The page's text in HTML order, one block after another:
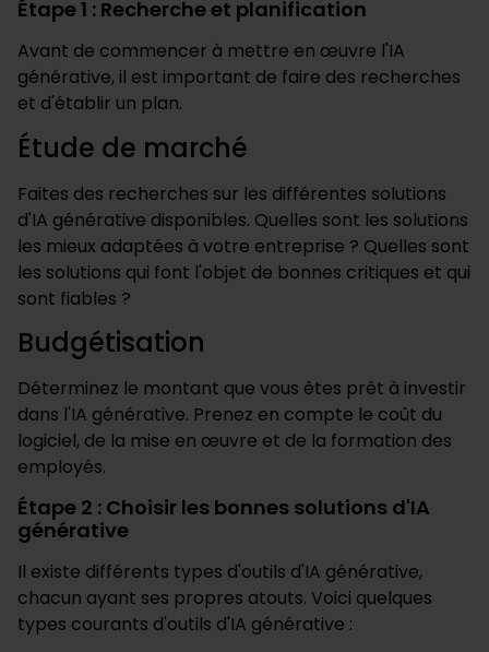
Étape 1 : Recherche et planification
Avant de commencer à mettre en œuvre l'IA
générative, il est important de faire des recherches
et d'établir un plan.
Étude de marché
Faites des recherches sur les différentes solutions
d'IA générative disponibles. Quelles sont les solutions
les mieux adaptées à votre entreprise ? Quelles sont
les solutions qui font l'objet de bonnes critiques et qui
sont fiables ?
Budgétisation
Déterminez le montant que vous êtes prêt à investir
dans l'IA générative. Prenez en compte le coût du
logiciel, de la mise en œuvre et de la formation des
employés.
Étape 2 : Choisir les bonnes solutions d'IA
générative
Il existe différents types d'outils d'IA générative,
chacun ayant ses propres atouts. Voici quelques
types courants d'outils d'IA générative :